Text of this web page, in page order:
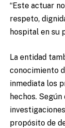
“Este actuar
respeto,
hospital en su
La entidad
conocimiento
inmediata los
hechos.
propósito de